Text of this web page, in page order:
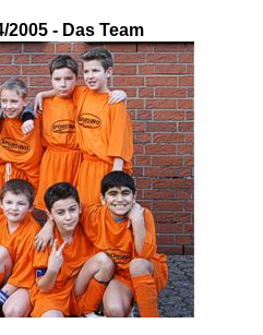
2005 - Das Team